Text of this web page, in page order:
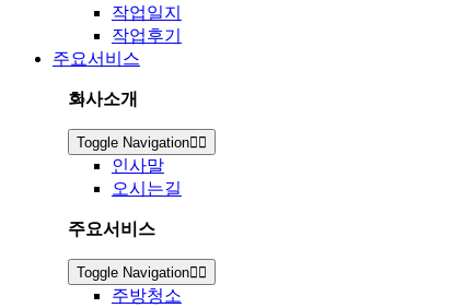
작업일지
작업후기
주요서비스
회사소개
Toggle Navigation
인사말
오시는길
주요서비스
Toggle Navigation
주방청소